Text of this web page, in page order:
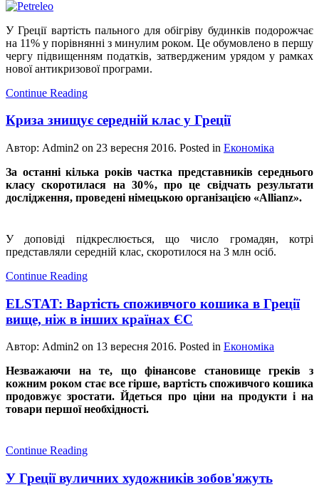
У Греції вартість пального для обігріву будинків подорожчає
на 11% у порівнянні з минулим роком. Це обумовлено в першу
чергу підвищенням податків, затвердженим урядом у рамках
нової антикризової програми.
Continue Reading
Криза знищує середній клас у Греції
Автор: Admin2 on 23 вересня 2016. Posted in Економіка
За останні кілька років частка представників середнього
класу скоротилася на 30%, про це свідчать результати
дослідження, проведені німецькою організацією «Allianz».
У доповіді підкреслюється, що число громадян, котрі
представляли середній клас, скоротилося на 3 млн осіб.
Continue Reading
ELSTAT: Вартість споживчого кошика в Греції
вище, ніж в інших країнах ЄС
Автор: Admin2 on 13 вересня 2016. Posted in Економіка
Незважаючи на те, що фінансове становище греків з
кожним роком стає все гірше, вартість споживчого кошика
продовжує зростати. Йдеться про ціни на продукти і на
товари першої необхідності.
Continue Reading
У Греції вуличних художників зобов'яжуть